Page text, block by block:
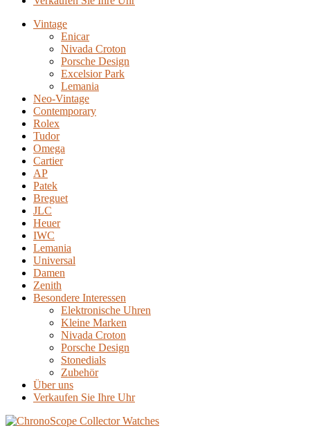
Vintage
Enicar
Nivada Croton
Porsche Design
Excelsior Park
Lemania
Neo-Vintage
Contemporary
Rolex
Tudor
Omega
Cartier
AP
Patek
Breguet
JLC
Heuer
IWC
Lemania
Universal
Damen
Zenith
Besondere Interessen
Elektronische Uhren
Kleine Marken
Nivada Croton
Porsche Design
Stonedials
Zubehör
Über uns
Verkaufen Sie Ihre Uhr